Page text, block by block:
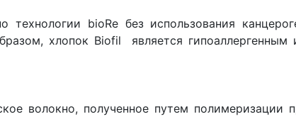
технологии bioRe без использования
хлопок Biofil является
волокно, полученное путем полимеризации